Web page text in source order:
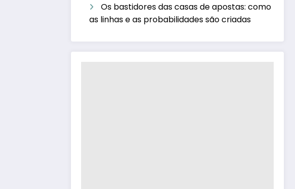
Os bastidores das casas de apostas: como
as linhas e as probabilidades são criadas